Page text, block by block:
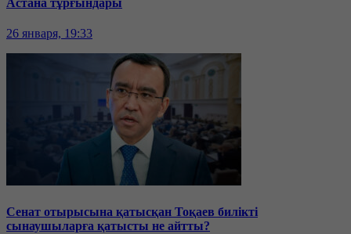
26 января, 19:33
Сенат отырысына қатысқан Тоқаев билікті
сынаушыларға қатысты не айтты?